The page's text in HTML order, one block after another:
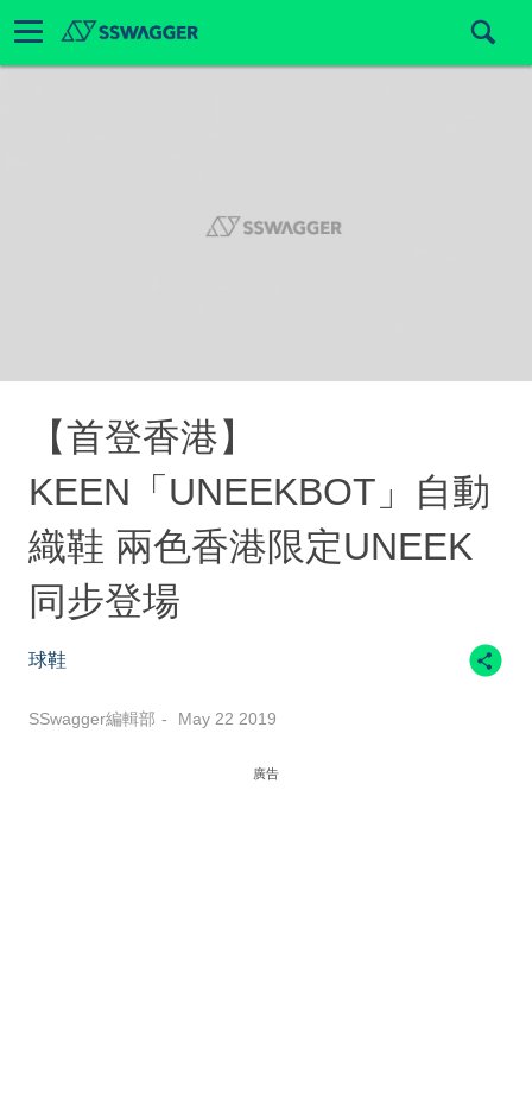
【首登香港】
KEEN「UNEEKBOT」自動
織鞋 兩色香港限定UNEEK
同步登場
球鞋
SSwagger編輯部 May 22 2019
廣告